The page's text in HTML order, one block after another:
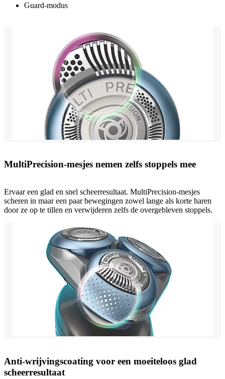
Guard-modus
MultiPrecision-mesjes nemen zelfs stoppels mee
Ervaar een glad en snel scheerresultaat. MultiPrecision-mesjes
scheren in maar een paar bewegingen zowel lange als korte haren
door ze op te tillen en verwijderen zelfs de overgebleven stoppels.
Anti-wrijvingscoating voor een moeiteloos glad
scheerresultaat